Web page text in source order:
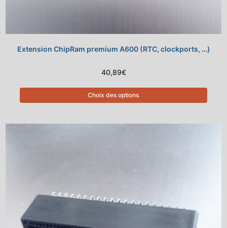
Extension ChipRam premium A600 (RTC, clockports, …)
40,89€
Choix des options